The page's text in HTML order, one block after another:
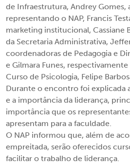
de Infraestrutura, Andrey Gomes,
representando o NAP, Francis
marketing institucional, Cassiane
da Secretaria Administrativa,
coordenadoras de Pedagogia e
e Gilmara Funes,
Curso de Psicologia, Felipe
Durante o encontro foi explicada
e a importância da liderança,
importância que os
apresentam para a faculdade.
O NAP informou que, além de
empreitada, serão oferecidos
facilitar o trabalho de liderança.